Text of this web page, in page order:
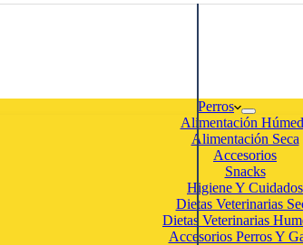
Perros
Alimentación
Alimentación Seca
Accesorios
Snacks
Higiene Y Cuidados
Dietas Veterinarias
Dietas Veterinarias
Accesorios Perros Y